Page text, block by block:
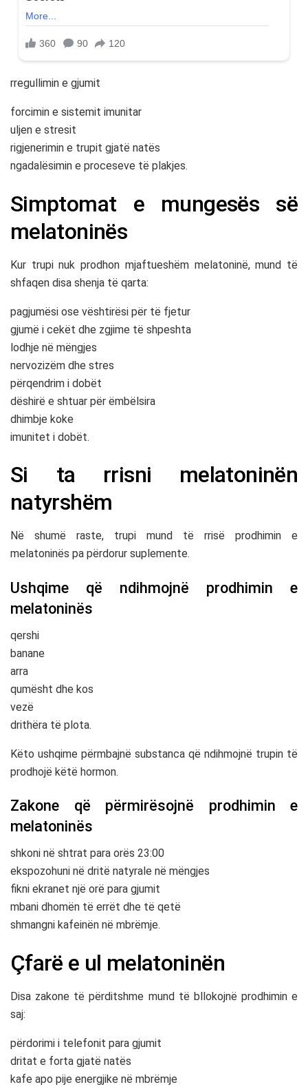
rregullimin e gjumit
forcimin e sistemit imunitar
uljen e stresit
rigjenerimin e trupit gjatë natës
ngadalësimin e proceseve të plakjes.
Simptomat e mungesës së
melatoninës
Kur trupi nuk prodhon mjaftueshëm melatoninë, mund të
shfaqen disa shenja të qarta:
pagjumësi ose vështirësi për të fjetur
gjumë i cekët dhe zgjime të shpeshta
lodhje në mëngjes
nervozizëm dhe stres
përqendrim i dobët
dëshirë e shtuar për ëmbëlsira
dhimbje koke
imunitet i dobët.
Si ta rrisni melatoninën
natyrshëm
Në shumë raste, trupi mund të rrisë prodhimin e
melatoninës pa përdorur suplemente.
Ushqime që ndihmojnë prodhimin e
melatoninës
qershi
banane
arra
qumësht dhe kos
vezë
drithëra të plota.
Këto ushqime përmbajnë substanca që ndihmojnë trupin të
prodhojë këtë hormon.
Zakone që përmirësojnë prodhimin e
melatoninës
shkoni në shtrat para orës 23:00
ekspozohuni në dritë natyrale në mëngjes
fikni ekranet një orë para gjumit
mbani dhomën të errët dhe të qetë
shmangni kafeinën në mbrëmje.
Çfarë e ul melatoninën
Disa zakone të përditshme mund të bllokojnë prodhimin e
saj:
përdorimi i telefonit para gjumit
dritat e forta gjatë natës
kafe apo pije energjike në mbrëmje